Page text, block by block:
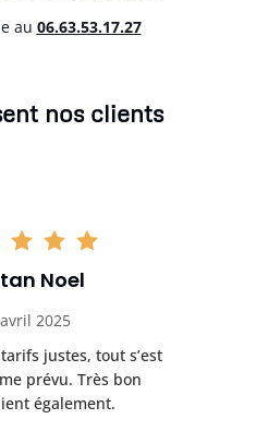
au 06.63.53.17.27
nos clients
Noel
2025
justes, tout s’est
prévu. Très bon
également.